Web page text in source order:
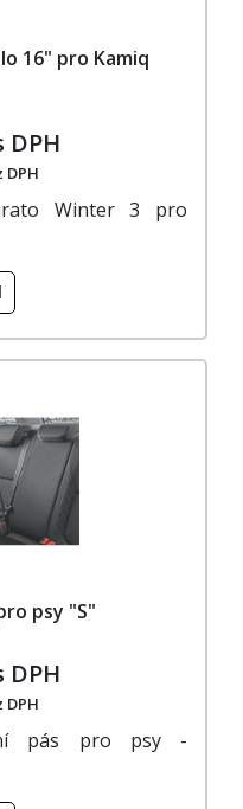
16" pro Kamiq
DPH
DPH
Winter 3 pro
psy "S"
DPH
DPH
pás pro psy -